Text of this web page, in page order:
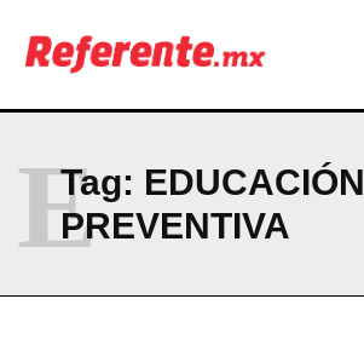
ABOUT
NEWSLETTER
Tag: EDUCACIÓN
PREVENTIVA
E